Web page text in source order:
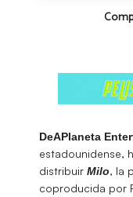
DeAPlaneta
estadounidense,
distribuir Milo, la
coproducida por